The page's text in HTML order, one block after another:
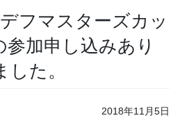
フマスターズカッ
加申し込みあり
た。
2018年11月5日